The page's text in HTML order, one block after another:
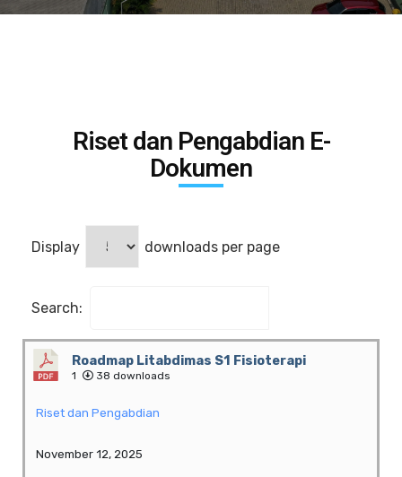
Risetdan Pengabdian E-
Dokumen
Display downloads per page
Search:
Roadmap Litabdimas S1 Fisioterapi
1 38 downloads
Riset dan Pengabdian
November 12, 2025